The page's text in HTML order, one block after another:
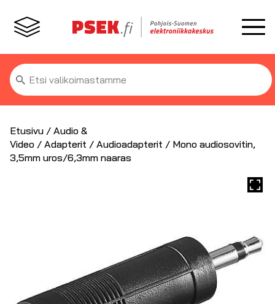
Etsi:
Etusivu / Audio &
Video / Adapterit / Audioadapterit / Mono audiosovitin,
3,5mm uros/6,3mm naaras